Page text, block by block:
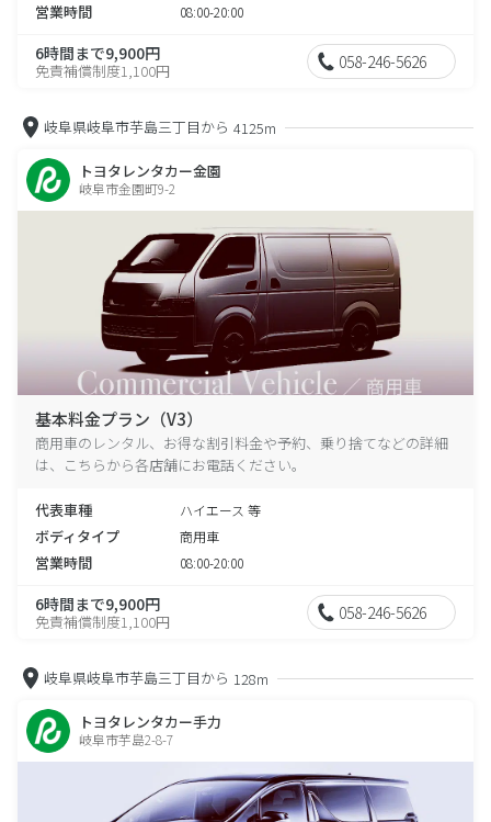
営業時間 08:00-20:00
6時間まで9,900円
免責補償制度1,100円 058-246-5626
岐阜県岐阜市芋島三丁目から 4125m
トヨタレンタカー金園
岐阜市金園町9-2
基本料金プラン（V3）
商用車のレンタル、お得な割引料金や予約、乗り捨てなどの詳細
は、こちらから各店舗にお電話ください。
代表車種 ハイエース 等
ボディタイプ 商用車
営業時間 08:00-20:00
6時間まで9,900円
免責補償制度1,100円 058-246-5626
岐阜県岐阜市芋島三丁目から 128m
トヨタレンタカー手力
岐阜市芋島2-8-7